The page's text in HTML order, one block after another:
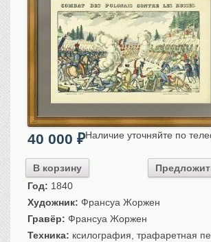
Российская империя
Прочие
Старинные карты
Российская империя
Европа
Исторические карты
Виды городов
Санкт-Петербург
Российская империя
Прочие
Севастополь, Крым
40 000 ₽
В корзину
Наличие уточняйте по
Год: 1840
Художник: Франсуа Жоржен
Гравёр: Франсуа Жоржен
Техника: ксилография, трафаретная